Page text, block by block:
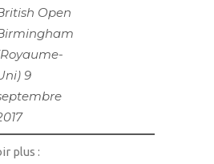
Open
9
plus :